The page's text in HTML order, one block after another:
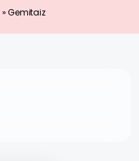
»Gemitaiz